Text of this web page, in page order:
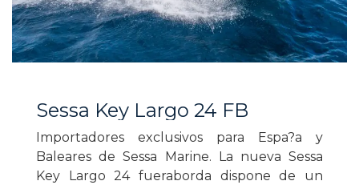
Sessa Key Largo 24 FB
Importadores exclusivos para Espa?a y
Baleares de Sessa Marine. La nueva Sessa
Key Largo 24 fueraborda dispone de un